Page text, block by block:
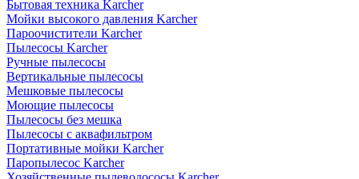
Бытовая техника Karcher
Мойки высокого давления Karcher
Пароочистители Karcher
Пылесосы Karcher
Ручные пылесосы
Вертикальные пылесосы
Мешковые пылесосы
Моющие пылесосы
Пылесосы без мешка
Пылесосы с аквафильтром
Портативные мойки Karcher
Паропылесос Karcher